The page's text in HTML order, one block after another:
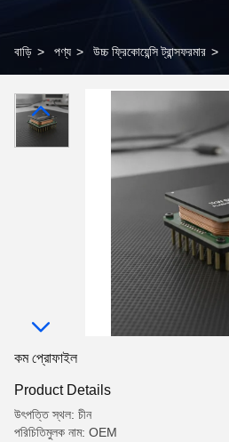
বাড়ি > পণ্য > উচ্চ ফ্রিকোয়েন্সি ট্রান্সফরমার >
কম প্রোফাইল
Product Details
উৎপত্তি স্থল: চীন
পরিচিতিমুলক নাম: OEM